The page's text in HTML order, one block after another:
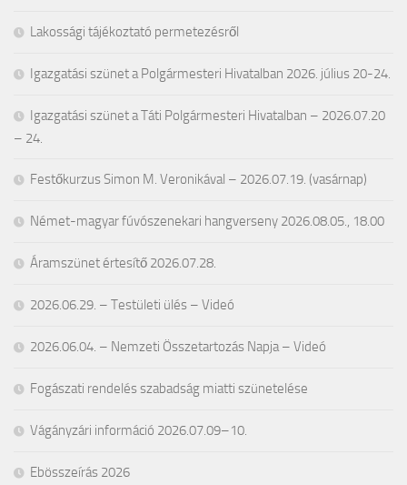
Lakossági tájékoztató permetezésről
Igazgatási szünet a Polgármesteri Hivatalban 2026. július 20-24.
Igazgatási szünet a Táti Polgármesteri Hivatalban – 2026.07.20
– 24.
Festőkurzus Simon M. Veronikával – 2026.07.19. (vasárnap)
Német-magyar fúvószenekari hangverseny 2026.08.05., 18.00
Áramszünet értesítő 2026.07.28.
2026.06.29. – Testületi ülés – Videó
2026.06.04. – Nemzeti Összetartozás Napja – Videó
Fogászati rendelés szabadság miatti szünetelése
Vágányzári információ 2026.07.09–10.
Ebösszeírás 2026